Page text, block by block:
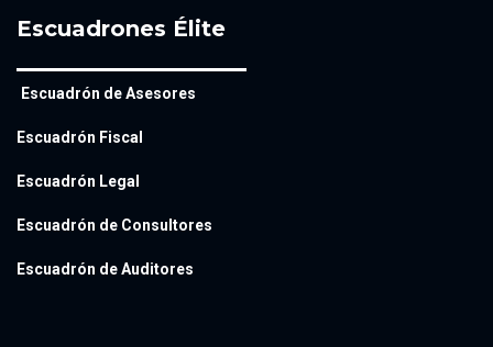
Escuadrones Élite
Escuadrón de Asesores
Escuadrón Fiscal
Escuadrón Legal
Escuadrón de Consultores
Escuadrón de Auditores